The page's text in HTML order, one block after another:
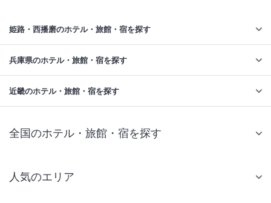
姫路・西播磨のホテル・旅館・宿を探す
兵庫県のホテル・旅館・宿を探す
近畿のホテル・旅館・宿を探す
全国のホテル・旅館・宿を探す
人気のエリア